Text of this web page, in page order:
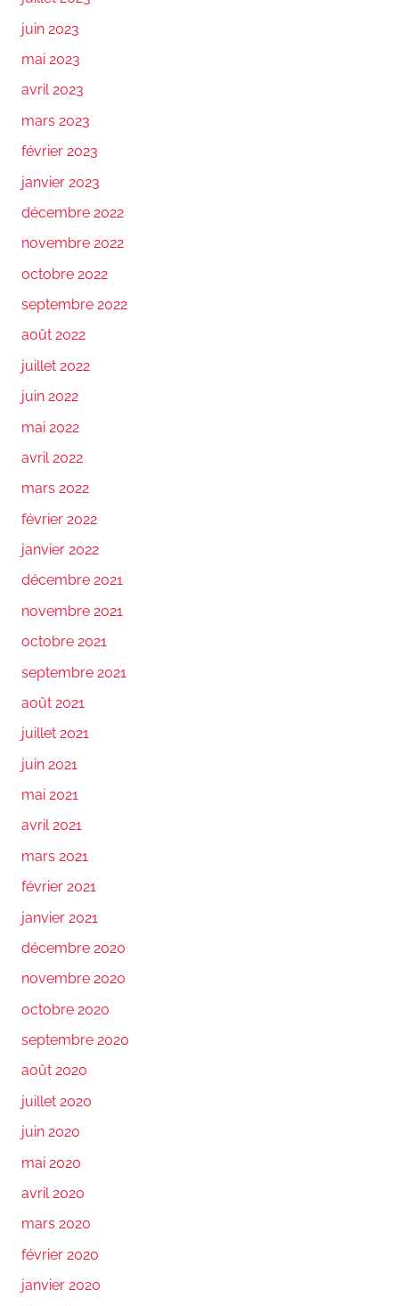
juin 2023
mai 2023
avril 2023
mars 2023
février 2023
janvier 2023
décembre 2022
novembre 2022
octobre 2022
septembre 2022
août 2022
juillet 2022
juin 2022
mai 2022
avril 2022
mars 2022
février 2022
janvier 2022
décembre 2021
novembre 2021
octobre 2021
septembre 2021
août 2021
juillet 2021
juin 2021
mai 2021
avril 2021
mars 2021
février 2021
janvier 2021
décembre 2020
novembre 2020
octobre 2020
septembre 2020
août 2020
juillet 2020
juin 2020
mai 2020
avril 2020
mars 2020
février 2020
janvier 2020